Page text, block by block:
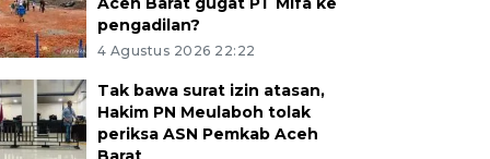
pengadilan?
4 Agustus 2026 22:22
Tak bawa surat izin atasan,
Hakim PN Meulaboh tolak
periksa ASN Pemkab Aceh